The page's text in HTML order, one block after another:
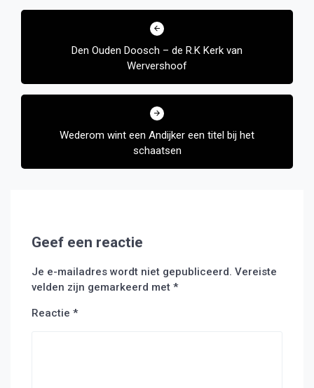
Bericht
Den Ouden Doosch – de R.K Kerk van
Wervershoof
Wederom wint een Andijker een titel bij het
schaatsen
Geef een reactie
Je e-mailadres wordt niet gepubliceerd. Vereiste
velden zijn gemarkeerd met *
Reactie *